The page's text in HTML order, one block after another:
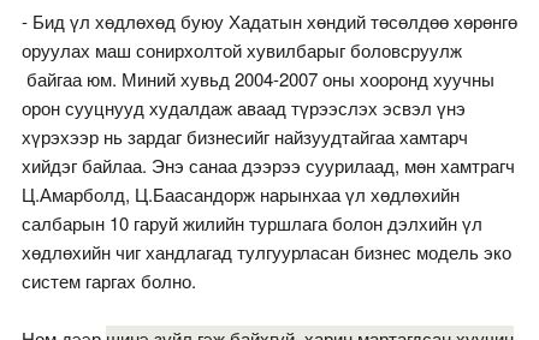
- Бид үл хөдлөхөд буюу Хадатын хөндий төсөлдөө хөрөнгө
оруулах маш сонирхолтой хувилбарыг боловсруулж
байгаа юм. Миний хувьд 2004-2007 оны хооронд хуучны
орон сууцнууд худалдаж аваад түрээслэх эсвэл үнэ
хүрэхээр нь зардаг бизнесийг найзуудтайгаа хамтарч
хийдэг байлаа. Энэ санаа дээрээ суурилаад, мөн хамтрагч
Ц.Амарболд, Ц.Баасандорж нарынхаа үл хөдлөхийн
салбарын 10 гаруй жилийн туршлага болон дэлхийн үл
хөдлөхийн чиг хандлагад тулгуурласан бизнес модель эко
систем гаргах болно.